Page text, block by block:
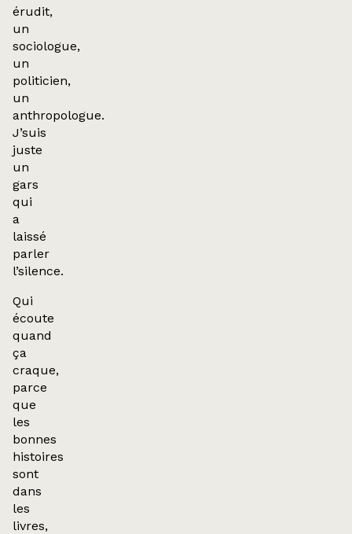
érudit,
un
sociologue,
un
politicien,
un
anthropologue.
J’suis
juste
un
gars
qui
a
laissé
parler
l’silence.
Qui
écoute
quand
ça
craque,
parce
que
les
bonnes
histoires
sont
dans
les
livres,